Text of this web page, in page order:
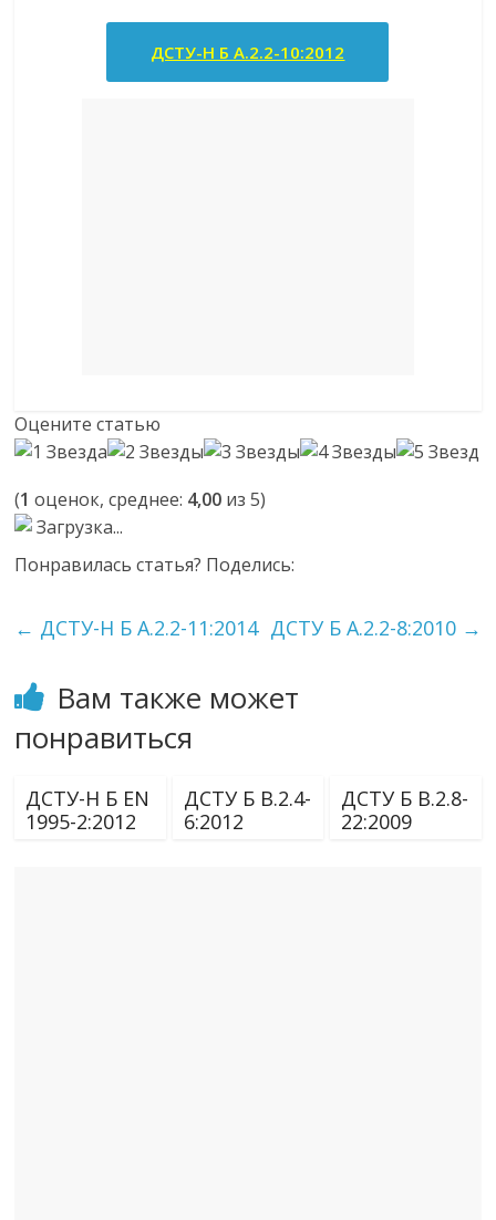
ДСТУ-Н Б А.2.2-10:2012
Оцените статью
(1 оценок, среднее: 4,00 из 5)
Загрузка...
Понравилась статья? Поделись:
← ДСТУ-Н Б А.2.2-11:2014 ДСТУ Б А.2.2-8:2010 →
Вам также может
понравиться
ДСТУ-Н Б EN
1995-2:2012
ДСТУ Б В.2.4-
6:2012
ДСТУ Б В.2.8-
22:2009